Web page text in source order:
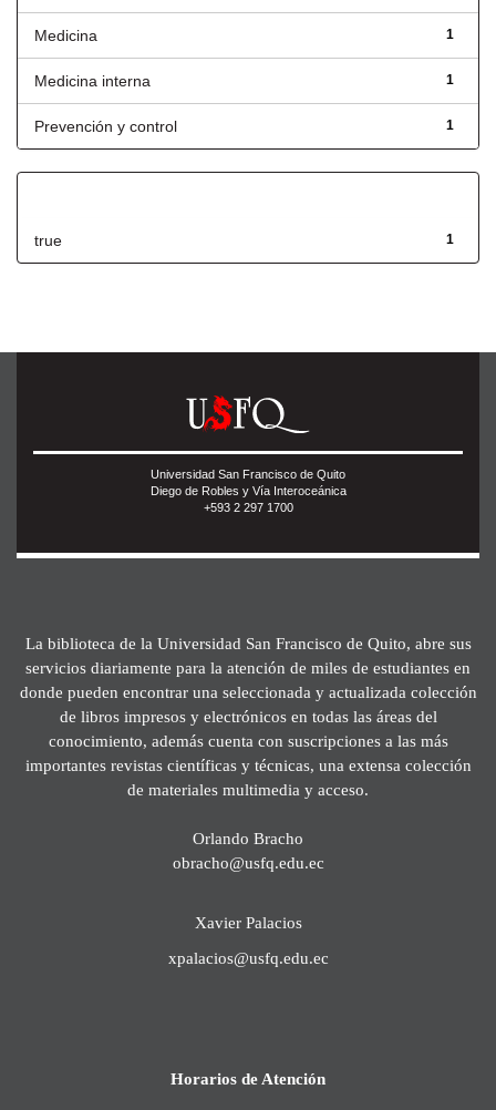
1
Medicina
1
Medicina interna
1
Prevención y control
1
true
Universidad San Francisco de Quito
Diego de Robles y Vía Interoceánica
+593 2 297 1700
La biblioteca de la Universidad San Francisco de Quito, abre sus
servicios diariamente para la atención de miles de estudiantes en
donde pueden encontrar una seleccionada y actualizada colección
de libros impresos y electrónicos en todas las áreas del
conocimiento, además cuenta con suscripciones a las más
importantes revistas científicas y técnicas, una extensa colección
de materiales multimedia y acceso.
Orlando Bracho
obracho@usfq.edu.ec
Xavier Palacios
xpalacios@usfq.edu.ec
Horarios de Atención